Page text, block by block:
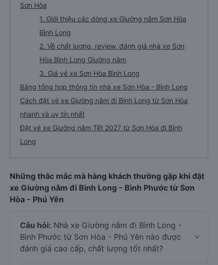
Sơn Hòa
1. Giới thiệu các dòng xe Giường nằm Sơn Hòa
Bình Long
2. Về chất lượng, review, đánh giá nhà xe Sơn
Hòa Bình Long Giường nằm
3. Giá vé xe Sơn Hòa Bình Long
Bảng tổng hợp thông tin nhà xe Sơn Hòa - Bình Long
Cách đặt vé xe Giường nằm đi Bình Long từ Sơn Hòa
nhanh và uy tín nhất
Đặt vé xe Giường nằm Tết 2027 từ Sơn Hòa đi Bình
Long
Những thắc mắc mà hàng khách thường gặp khi đặt
xe Giường nằm đi Bình Long - Bình Phước từ Sơn
Hòa - Phú Yên
Câu hỏi: Nhà xe Giường nằm đi Bình Long -
Bình Phước từ Sơn Hòa - Phú Yên nào được
đánh giá cao cấp, chất lượng tốt nhất?